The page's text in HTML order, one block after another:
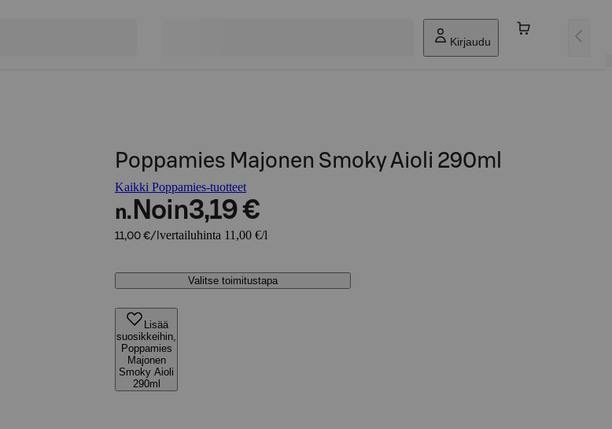
Kirjaudu
Poppamies Majonen Smoky Aioli 290ml
Kaikki Poppamies-tuotteet
n. Noin3,19 €
11,00 €/l vertailuhinta 11,00 €/l
Valitse toimitustapa
Lisää
suosikkeihin,
Poppamies
Majonen
Smoky Aioli
290ml